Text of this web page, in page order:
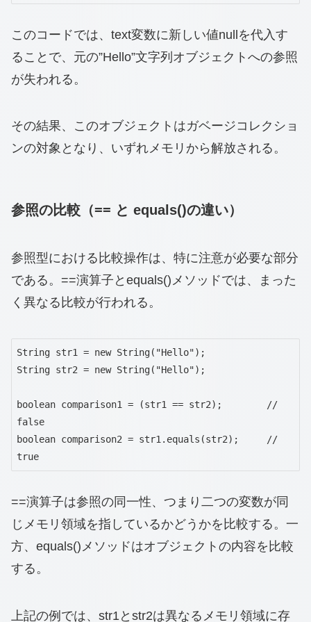
このコードでは、text変数に新しい値nullを代入す
ることで、元の”Hello”文字列オブジェクトへの参照
が失われる。
その結果、このオブジェクトはガベージコレクショ
ンの対象となり、いずれメモリから解放される。
参照の比較（== と equals()の違い）
参照型における比較操作は、特に注意が必要な部分
である。==演算子とequals()メソッドでは、まった
く異なる比較が行われる。
String str1 = new String("Hello");
String str2 = new String("Hello");
boolean comparison1 = (str1 == str2);        //
false
boolean comparison2 = str1.equals(str2);     //
true
==演算子は参照の同一性、つまり二つの変数が同
じメモリ領域を指しているかどうかを比較する。一
方、equals()メソッドはオブジェクトの内容を比較
する。
上記の例では、str1とstr2は異なるメモリ領域に存